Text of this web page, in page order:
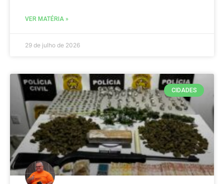
VER MATÉRIA »
29 de julho de 2026
CIDADES